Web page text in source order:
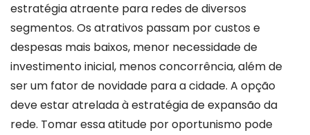
estratégia atraente para redes de diversos
segmentos. Os atrativos passam por custos e
despesas mais baixos, menor necessidade de
investimento inicial, menos concorrência, além de
ser um fator de novidade para a cidade. A opção
deve estar atrelada à estratégia de expansão da
rede. Tomar essa atitude por oportunismo pode